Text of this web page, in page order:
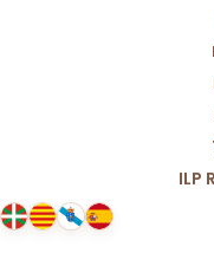
ILP